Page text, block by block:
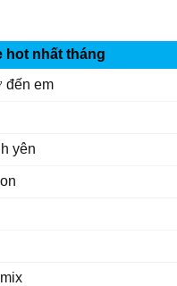
hot nhất tháng
đến em
yên